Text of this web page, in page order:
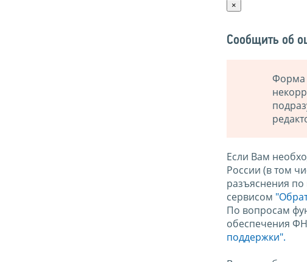
×
Сообщить об
Форма
Если Вам
России (в том
разъяснения
сервисом
По вопросам
обеспечения
поддержки".